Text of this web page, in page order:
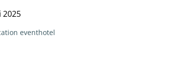
2025
eventhotel